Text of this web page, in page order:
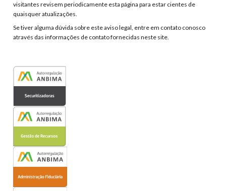
visitantes revisem periodicamente esta página para estar cientes de
quaisquer atualizações.
Se tiver alguma dúvida sobre este aviso legal, entre em contato conosco
através das informações de contato fornecidas neste site.